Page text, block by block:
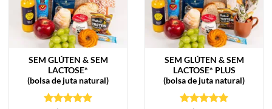
SEM GLÚTEN & SEM
LACTOSE*
(bolsa de juta natural)
SEM GLÚTEN & SEM
LACTOSE* PLUS
(bolsa de juta natural)